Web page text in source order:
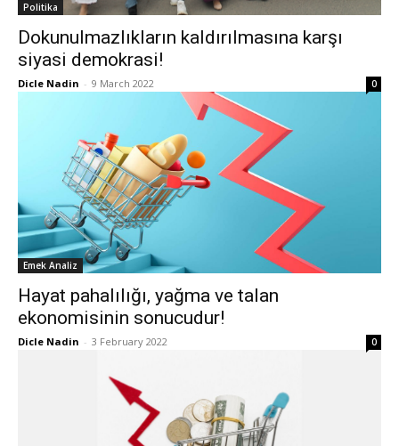
Politika
Dokunulmazlıkların kaldırılmasına karşı
siyasi demokrasi!
Dicle Nadin - 9 March 2022 0
Emek Analiz
Hayat pahalılığı, yağma ve talan
ekonomisinin sonucudur!
Dicle Nadin - 3 February 2022 0